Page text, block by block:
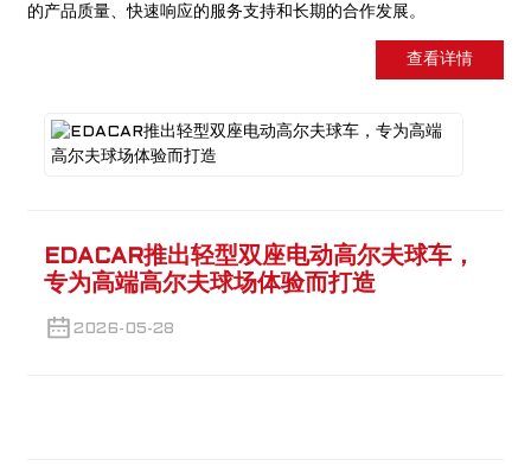
的产品质量、快速响应的服务支持和长期的合作发展。
查看详情
EDACAR推出轻型双座电动高尔夫球车，
专为高端高尔夫球场体验而打造
2026-05-28